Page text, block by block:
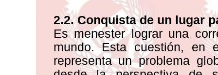
2.2. Conquista de un lugar
Es menester lograr una
mundo. Esta cuestión, en
representa un problema